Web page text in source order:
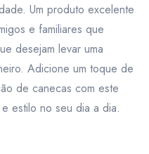
Um produto excelente
e familiares que
desejam levar uma
Adicione um toque de
de canecas com este
estilo no seu dia a dia.